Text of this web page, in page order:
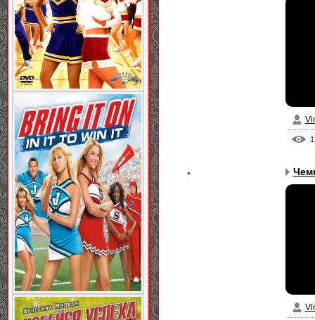
1